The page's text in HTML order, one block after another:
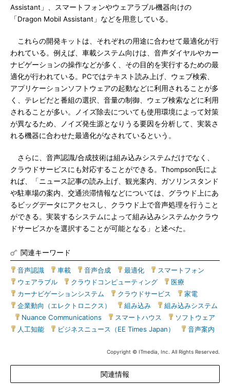
Assistant」、スマートフォンやウェアラブル機器向けの
「Dragon Mobil Assistant」などを用意している。
これらの開発キットは、それぞれの用途に合わせて最適化が行
われている。例えば、車載システム向けは、音声ダイヤルやカー
ナビゲーションの操作などが多く、その目的を実行するための最
適化が行われている。PCではテキスト読み上げ、ウェブ検索、
アプリケーションソフトウェアの起動などに利用されることが多
く、テレビだと番組の選択、音量の制御、ウェブ検索などに利用
されることが多い。ノイズ除去についても使用環境によって対策
が異なるため、ノイズ発生源となりうる要因を分析して、実装さ
れる機器に合わせた最適化がなされているという。
さらに、音声認識/合成技術は組み込みシステムだけでなく、
クラウドサービスにも対応することができる。Thompson氏によ
れば、「ニュース記事の読み上げ、観光案内、ガソリンスタンド
や駐車場の案内、交通渋滞情報などについては、グラウド上にあ
るビッグデータにアクセスし、クラウド上で音声処理を行うこと
ができる。実装するシステムによって組み込みシステムかクラウ
ドサービスかを選択することが可能となる」と述べた。
関連キーワード
音声認識 車載 音声合成 最適化 スマートフォン
ウェアラブル
クラウドコンピューティング 医療
カーナビゲーションシステム
クラウドサービス 家電
企業動向（エレクトロニクス）
組み込み
組み込みシステム
Nuance Communications スマートハウス ソフトウェア
人工知能
ビジネスニュース（EE Times Japan） 音声案内
Copyright © ITmedia, Inc. All Rights Reserved.
関連情報